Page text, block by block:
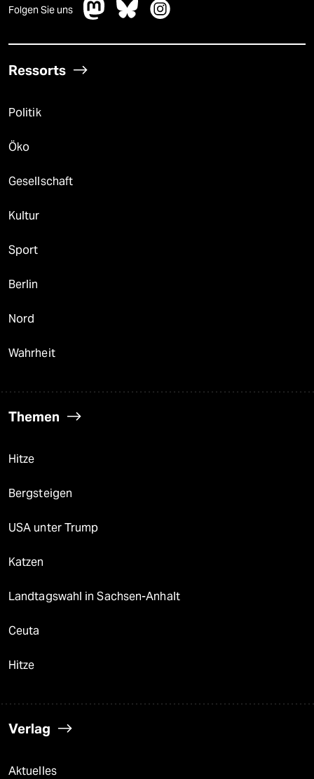
Folgen Sie uns
Ressorts
Politik
Öko
Gesellschaft
Kultur
Sport
Berlin
Nord
Wahrheit
Themen
Hitze
Bergsteigen
USA unter Trump
Katzen
Landtagswahl in Sachsen-Anhalt
Ceuta
Hitze
Verlag
Aktuelles